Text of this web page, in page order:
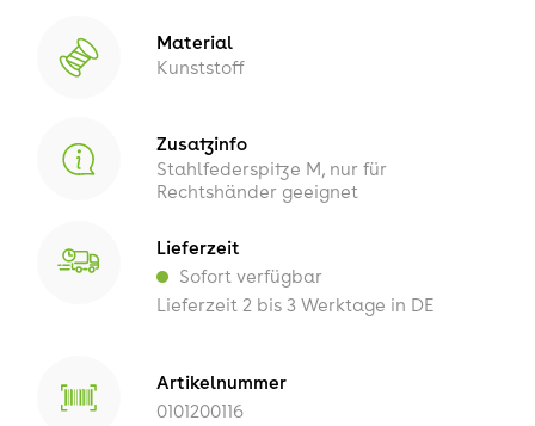
Material
Kunststoff
Zusatzinfo
Stahlfederspitze M, nur für
Rechtshänder geeignet
Lieferzeit
Sofort verfügbar
Lieferzeit 2 bis 3 Werktage in DE
Artikelnummer
0101200116